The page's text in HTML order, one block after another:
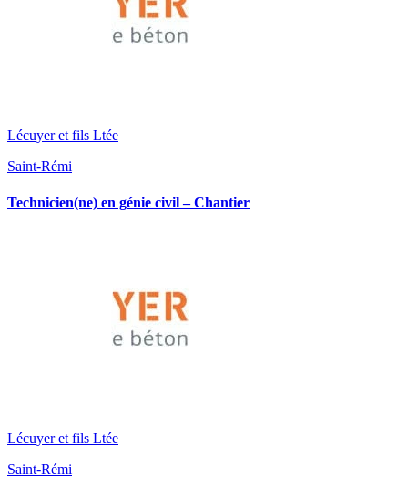
Lécuyer et fils Ltée
Saint-Rémi
Technicien(ne) en génie civil – Chantier
Lécuyer et fils Ltée
Saint-Rémi